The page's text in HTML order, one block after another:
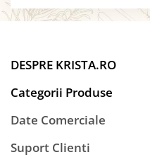
DESPRE KRISTA.RO
Categorii Produse
Date Comerciale
Suport Clienti